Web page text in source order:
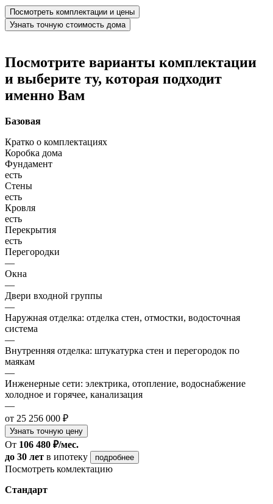
Посмотреть комплектации и цены
Узнать точную стоимость дома
Посмотрите варианты комплектации
и выберите ту, которая подходит
именно Вам
Базовая
Кратко о комплектациях
Коробка дома
Фундамент
есть
Стены
есть
Кровля
есть
Перекрытия
есть
Перегородки
—
Окна
—
Двери входной группы
—
Наружная отделка: отделка стен, отмостки, водосточная
система
—
Внутренняя отделка: штукатурка стен и перегородок по
маякам
—
Инженерные сети: электрика, отопление, водоснабжение
холодное и горячее, канализация
—
от 25 256 000 ₽
Узнать точную цену
От 106 480 ₽/мес.
до 30 лет в ипотеку подробнее
Посмотреть комлектацию
Стандарт